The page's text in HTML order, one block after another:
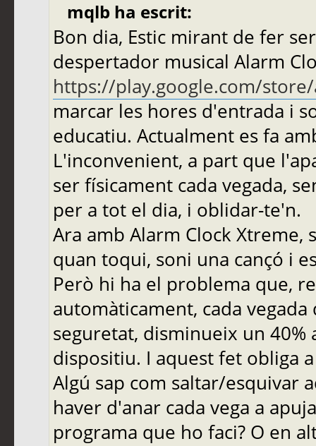
mqlb ha escrit:
Bon dia, Estic mirant de fer
despertador musical Alarm
https://play.google.com/
marcar les hores d'entrada i
educatiu. Actualment es fa
L'inconvenient, a part que
ser físicament cada vegada,
per a tot el dia, i oblidar-te'n.
Ara amb Alarm Clock
quan toqui, soni una cançó i
Però hi ha el problema que,
automàticament, cada
seguretat, disminueix un
dispositiu. I aquest fet obliga
Algú sap com saltar/esquivar
haver d'anar cada vega a
programa que ho faci? O en